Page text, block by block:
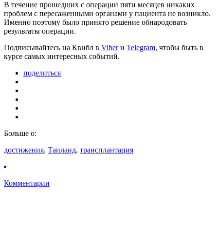
В течение прошедших с операции пяти месяцев никаких
проблем с пересаженными органами у пациента не возникло.
Именно поэтому было принято решение обнародовать
результаты операции.
Подписывайтесь на Квибл в Viberи Telegram, чтобы быть в
курсе самых интересных событий.
поделиться
Больше о:
достижения, Таиланд, трансплантация
Комментарии